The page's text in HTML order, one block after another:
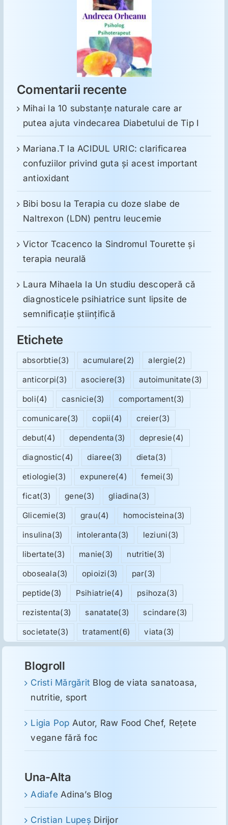
Comentarii recente
Mihai la10 substanţe naturale care ar
putea ajuta vindecarea Diabetului de Tip I
Mariana.T la ACIDUL URIC: clarificarea
confuziilor privind guta și acest important
antioxidant
Bibi bosu laTerapia cu doze slabe de
Naltrexon (LDN) pentru leucemie
Victor Tcacenco la Sindromul Tourette şi
terapia neurală
Laura Mihaela la Un studiu descoperă că
diagnosticele psihiatrice sunt lipsite de
semnificație științifică
Etichete
absorbtie(3) acumulare(2) alergie(2)
anticorpi(3) asociere(3) autoimunitate(3)
boli(4) casnicie(3) comportament(3)
comunicare(3) copii(4) creier(3)
debut(4) dependenta(3) depresie(4)
diagnostic(4) diaree(3) dieta(3)
etiologie(3) expunere(4) femei(3)
ficat(3) gene(3) gliadina(3)
Glicemie(3) grau(4) homocisteina(3)
insulina(3) intoleranta(3) leziuni(3)
libertate(3) manie(3) nutritie(3)
oboseala(3) opioizi(3) par(3)
peptide(3) Psihiatrie(4) psihoza(3)
rezistenta(3) sanatate(3) scindare(3)
societate(3) tratament(6) viata(3)
Blogroll
Cristi Mărgărit Blog de viata sanatoasa,
nutritie, sport
Ligia Pop Autor, Raw Food Chef, Reţete
vegane fără foc
Una-Alta
Adiafe Adina’s Blog
Cristian Lupeş Dirijor